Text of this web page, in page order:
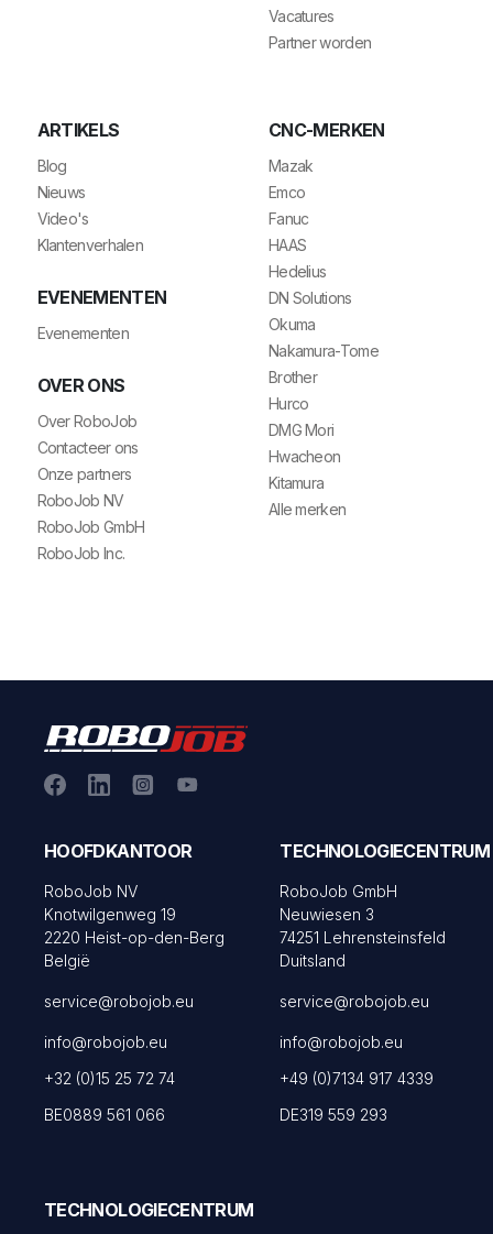
Vacatures
Partner worden
ARTIKELS
Blog
Nieuws
Video's
Klantenverhalen
EVENEMENTEN
Evenementen
OVER ONS
Over RoboJob
Contacteer ons
Onze partners
RoboJob NV
RoboJob GmbH
RoboJob Inc.
CNC-MERKEN
Mazak
Emco
Fanuc
HAAS
Hedelius
DN Solutions
Okuma
Nakamura-Tome
Brother
Hurco
DMG Mori
Hwacheon
Kitamura
Alle merken
HOOFDKANTOOR
RoboJob NV
Knotwilgenweg 19
2220 Heist-op-den-Berg
België
service@robojob.eu
info@robojob.eu
+32 (0)15 25 72 74
BE0889 561 066
TECHNOLOGIECENTRUM
RoboJob GmbH
Neuwiesen 3
74251 Lehrensteinsfeld
Duitsland
service@robojob.eu
info@robojob.eu
+49 (0)7134 917 4339
DE319 559 293
TECHNOLOGIECENTRUM